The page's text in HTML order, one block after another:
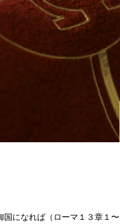
国になれば（ローマ１３章１〜